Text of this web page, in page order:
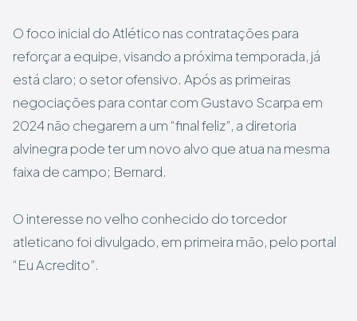
O foco inicial do Atlético nas contratações para
reforçar a equipe, visando a próxima temporada, já
está claro; o setor ofensivo. Após as primeiras
negociações para contar com Gustavo Scarpa em
2024 não chegarem a um “final feliz”, a diretoria
alvinegra pode ter um novo alvo que atua na mesma
faixa de campo; Bernard.
O interesse no velho conhecido do torcedor
atleticano foi divulgado, em primeira mão, pelo portal
“Eu Acredito”.